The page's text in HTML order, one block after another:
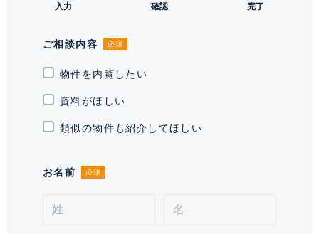
構造 / 総戸数 鉄筋コンクリート造 / 151戸
1999年3月
敷地権利 所有権
現況 空室
施工業者
分譲会社 住友不動産 株式会社
入力 確認 完了
ご相談内容 必須
物件を内覧したい
資料がほしい
類似の物件も紹介してほしい
お名前 必須